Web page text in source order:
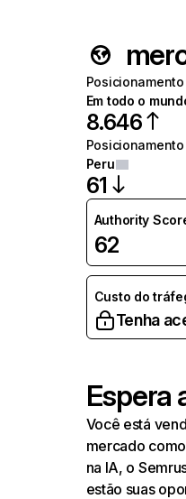
Em todo o
8.646
Peru
61
Authority
62
Custo do
Tenha
Espera
Você está
mercado
na IA, o
estão suas